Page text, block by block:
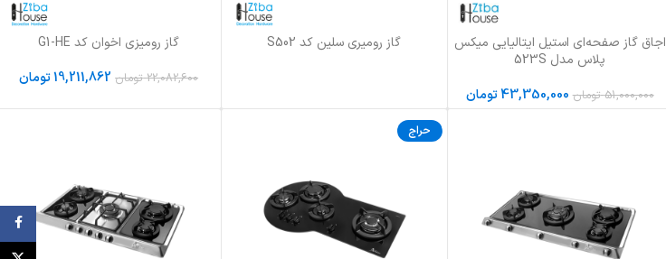
افزودن به سبد خرید
اجاق گاز صفحه‌ای استیل ایتالیایی میکس
پلاس مدل 523S
51,000,000 تومان 43,350,000تومان
اطلاعات بیشترگاز رومیری سلین کد S502 افزودن به سبد خرید
گاز رومیزی اخوان کد G1-HE
22,082,600 تومان 19,211,862تومان
حراج